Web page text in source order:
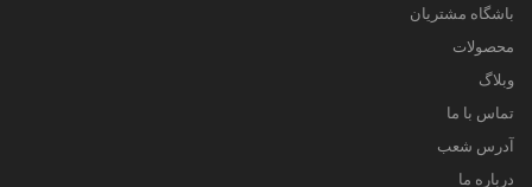
باشگاه مشتریان
محصولات
وبلاگ
تماس با ما
آدرس شعب
درباره ما